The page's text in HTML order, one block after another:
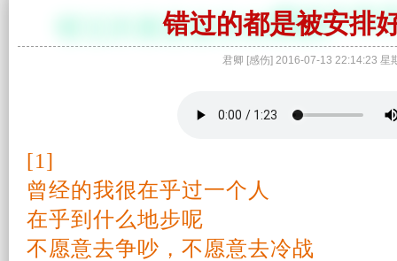
错过的都是被安排
君卿 [感伤] 2016-07-13 22:14:23 星
[1]
曾经的我很在乎过一个人
在乎到什么地步呢
不愿意去争吵，不愿意去冷战